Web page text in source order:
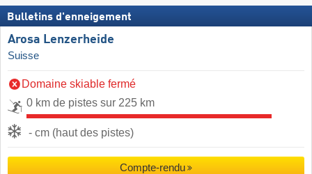
Bulletins d'enneigement
Arosa Lenzerheide
Suisse
Domaine skiable fermé
0 km de pistes sur 225 km
- cm (haut des pistes)
Compte-rendu